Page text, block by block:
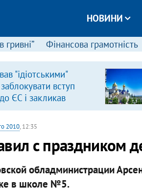
НОВИНИ
гривні” Фінансова грамотність
"ідіотськими"
вступ
ЄС і закликав
антиукраїнську
2010, 12:35
с праздником
обладминистрации
в школе №5.